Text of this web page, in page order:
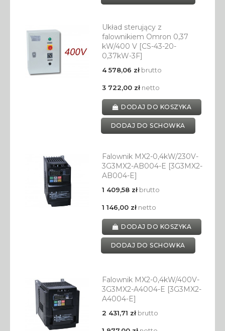
Układ sterujący z
falownikiem Omron 0,37
kW/400 V [CS-43-20-
0,37kW-3F]
4 578,06 złbrutto
3 722,00 złnetto
DODAJ DO KOSZYKA
DODAJ DO SCHOWKA
Falownik MX2-0,4kW/230V-
3G3MX2-AB004-E [3G3MX2-
AB004-E]
1 409,58 złbrutto
1 146,00 złnetto
DODAJ DO KOSZYKA
DODAJ DO SCHOWKA
Falownik MX2-0,4kW/400V-
3G3MX2-A4004-E [3G3MX2-
A4004-E]
2 431,71 złbrutto